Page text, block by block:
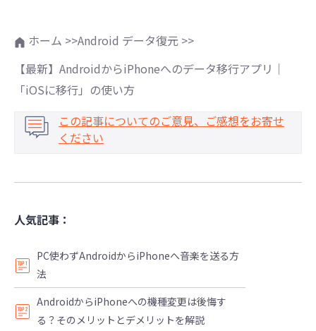
ホーム >>Android データ復元 >>
【最新】AndroidからiPhoneへのデータ移行アプリ｜
「iOSに移行」の使い方
この記事についてのご意見、ご感想をお寄せ
ください
人気記事：
PC使わずAndroidからiPhoneへ音楽を送る方
法
AndroidからiPhoneへの機種変更は後悔す
る？そのメリットとデメリットを解説